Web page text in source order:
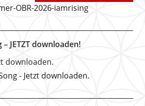
OBR-2026-iamrising
JETZT downloaden!
- Jetzt downloaden.